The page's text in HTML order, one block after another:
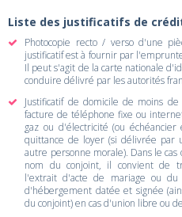
Liste des justificatifs de
Photocopie recto / verso d'une
justificatif est à fournir par
Il peut s'agit de la carte nationale
conduire délivré par les autorités
Justificatif de domicile de moins
facture de téléphone fixe ou
gaz ou d'électricité (ou
quittance de loyer (si délivrée par
autre personne morale). Dans le
nom du conjoint, il convient de
l'extrait d'acte de mariage ou
d'hébergement datée et signée
du conjoint) en cas d'union libre ou